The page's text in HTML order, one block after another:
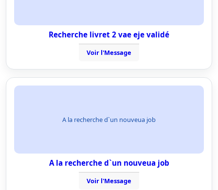
Recherche livret 2 vae eje validé
Voir l'Message
A la recherche d`un nouveua job
A la recherche d`un nouveua job
Voir l'Message